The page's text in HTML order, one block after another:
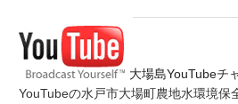
大場島YouTubeチ
YouTubeの水戸市大場町農地水環境保